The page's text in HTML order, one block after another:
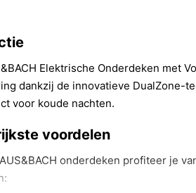
Elektrische Onderdeken met
dankzij de innovatieve DualZone-
voor koude nachten.
voordelen
onderdeken profiteer je